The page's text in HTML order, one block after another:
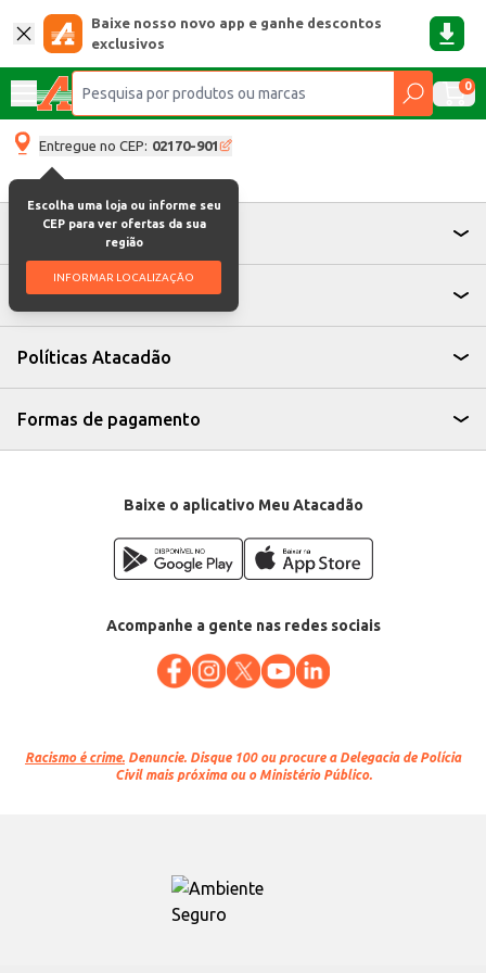
Baixe nosso novo app e ganhe descontos
exclusivos
0
Entregue no CEP: 02170-901
Escolha uma loja ou informe seu
CEP para ver ofertas da sua
região
INFORMAR LOCALIZAÇÃO
Atendimento
Institucional
Políticas Atacadão
Formas de pagamento
Baixe o aplicativo Meu Atacadão
Acompanhe a gente nas redes sociais
Racismo é crime. Denuncie. Disque 100 ou procure a Delegacia de Polícia
Civil mais próxima ou o Ministério Público.